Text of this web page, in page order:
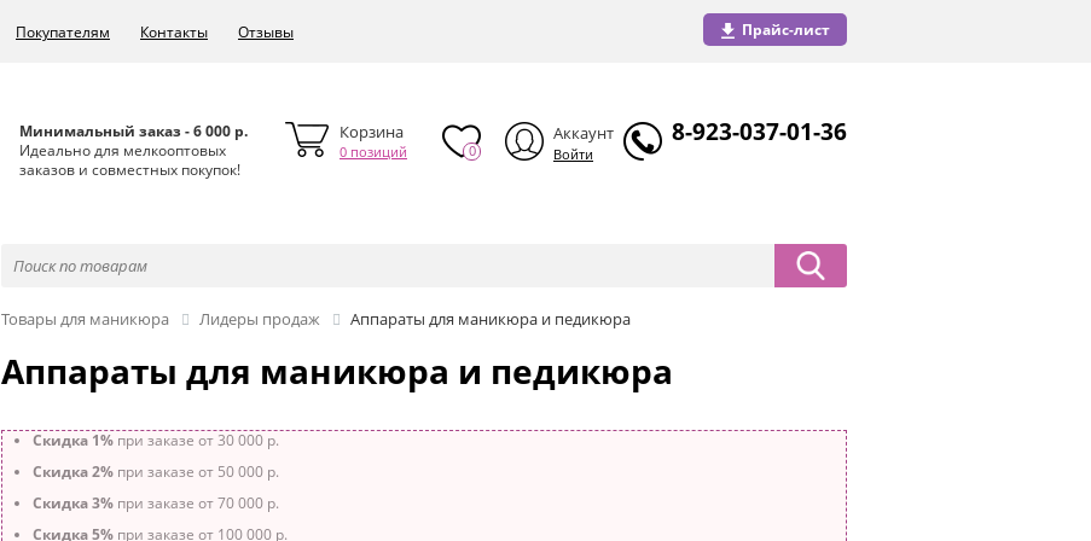
Отзывы
Контакты
Покупателям Прайс-лист
Минимальный заказ - 6 000 р.
Идеально для мелкооптовых
заказов и совместных покупок!
Корзина
0 позиций 0
Аккаунт
Войти
8-923-037-01-36
Товары для маникюра Лидеры продаж Аппараты для маникюра и педикюра
Аппараты для маникюра и педикюра
Скидка 1% при заказе от 30 000 р.
Скидка 2% при заказе от 50 000 р.
Скидка 3% при заказе от 70 000 р.
Скидка 5% при заказе от 100 000 р.